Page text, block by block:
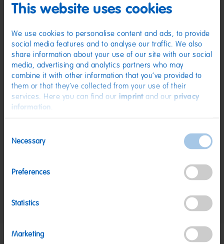
This website uses cookies
We use cookies to personalise content and ads, to provide
social media features and to analyse our traffic. We also
share information about your use of our site with our social
media, advertising and analytics partners who may
combine it with other information that you’ve provided to
them or that they’ve collected from your use of their
services. Here you can find our imprintand our privacy
information
Selection
Necessary
Preferences
Statistics
Marketing
Zutaten
Aroma.
Nährwerte
Nährwerte pro 100 g
Energie: 1666 kJ/394 kcal
Fett:
Eiweiß:
Nettogewicht: